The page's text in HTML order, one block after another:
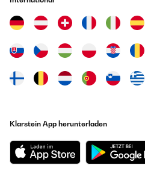
Klarstein App herunterladen